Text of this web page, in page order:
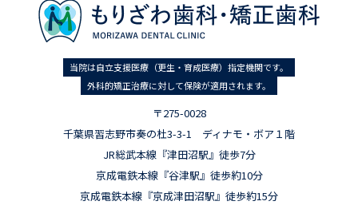
当院は自立支援医療（更生・育成医療）指定機関です。
外科的矯正治療に対して保険が適用されます。
〒275-0028
千葉県習志野市奏の杜3-3-1 ディナモ・ボア１階
JR総武本線『津田沼駅』徒歩7分
京成電鉄本線『谷津駅』徒歩約10分
京成電鉄本線『京成津田沼駅』徒歩約15分